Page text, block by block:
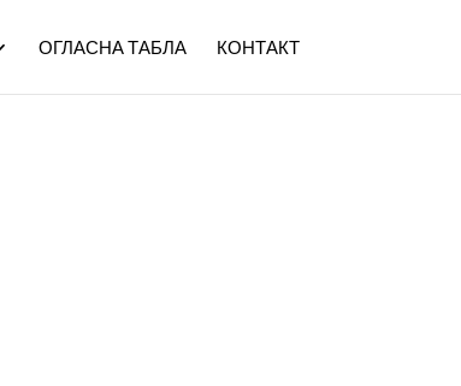
ОГЛАСНА ТАБЛА КОНТАКТ